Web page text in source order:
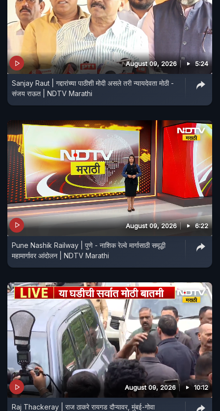
August 09, 2026 5:24
Sanjay Raut | गद्दारांच्या पाठीशी मोदी असले तरी न्यायदेवता मोठी -
संजय राऊत | NDTV Marathi
August 09, 2026 6:22
Pune Nashik Railway | पुणे - नाशिक रेल्वे मार्गासाठी समृद्धी
महामार्गावर आंदोलन | NDTV Marathi
August 09, 2026 10:12
Raj Thackeray | राज ठाकरे रायगड दौऱ्यावर, मुंबई-गोवा